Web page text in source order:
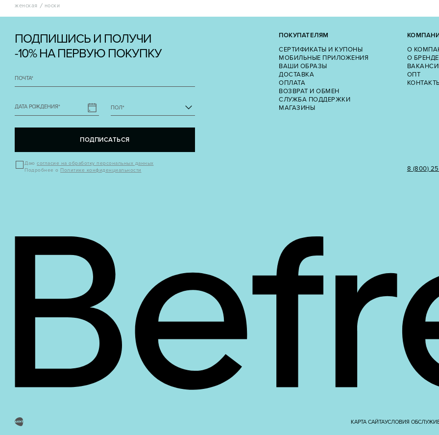
женская носки
ПОДПИШИСЬ И ПОЛУЧИ
-10% НА ПЕРВУЮ ПОКУПКУ
ПОЧТА*
ДАТА РОЖДЕНИЯ* ПОЛ*
ПОДПИСАТЬСЯ
Даю согласие на обработку персональных данных
Подробнее о Политике конфиденциальности
ПОКУПАТЕЛЯМ
СЕРТИФИКАТЫ И КУПОНЫ
МОБИЛЬНЫЕ ПРИЛОЖЕНИЯ
ВАШИ ОБРАЗЫ
ДОСТАВКА
ОПЛАТА
ВОЗВРАТ И ОБМЕН
СЛУЖБА ПОДДЕРЖКИ
МАГАЗИНЫ
О
О БРЕНДЕ
ОПТ
8 (800)
КАРТА САЙТАУСЛОВИЯ